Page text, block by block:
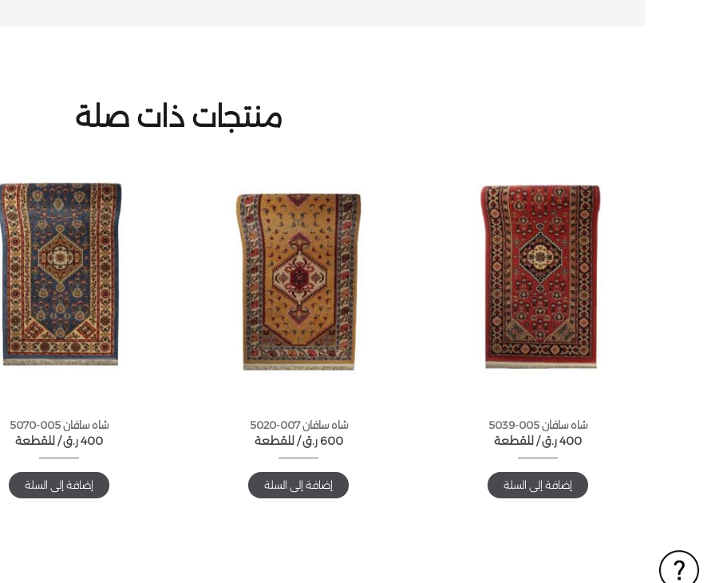
منتجات ذات صلة
شاه سافان 005-5039
للقطعة / 400ر.ق
إضافة إلى السلة
شاه سافان 007-5020
للقطعة / 600 ر.ق
إضافة إلى السلة
شاه سافان 005-5070
للقطعة / 400ر.ق
إضافة إلى السلة